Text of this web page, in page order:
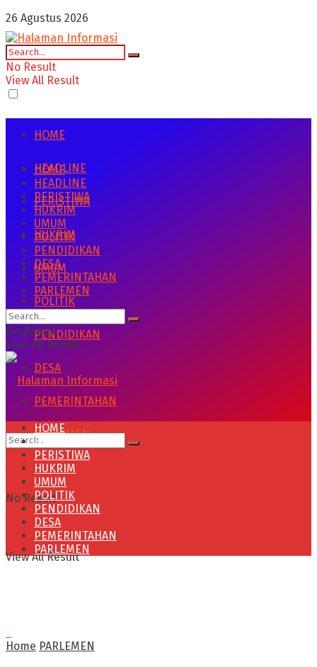
26 Agustus 2026
No Result
View All Result
HOME
HEADLINE
PERISTIWA
HUKRIM
UMUM
POLITIK
PENDIDIKAN
DESA
PEMERINTAHAN
PARLEMEN
HOME
HEADLINE
PERISTIWA
HUKRIM
UMUM
POLITIK
PENDIDIKAN
DESA
PEMERINTAHAN
PARLEMEN
No Result
View All Result
No Result
View All Result
HOME
HEADLINE
PERISTIWA
HUKRIM
UMUM
POLITIK
PENDIDIKAN
DESA
PEMERINTAHAN
PARLEMEN
Home PARLEMEN